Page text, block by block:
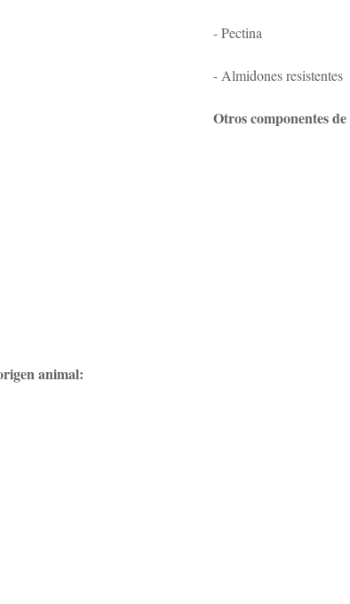
- Pectina
- Almidones resistentes
Otros componentes
animal: